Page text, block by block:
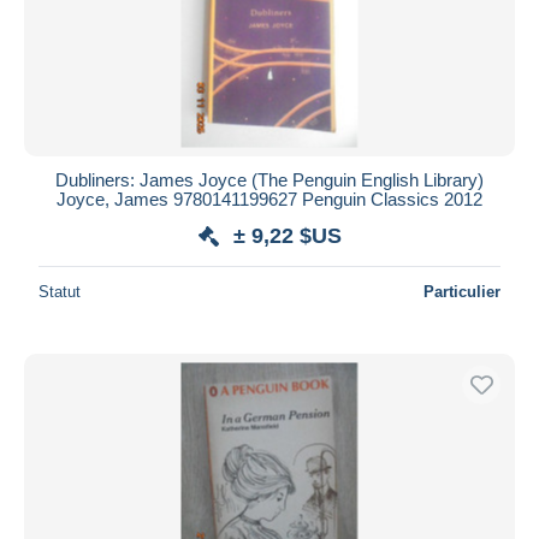
Dubliners: James Joyce (The Penguin English Library)
Joyce, James 9780141199627 Penguin Classics 2012
± 9,22 $US
Statut Particulier